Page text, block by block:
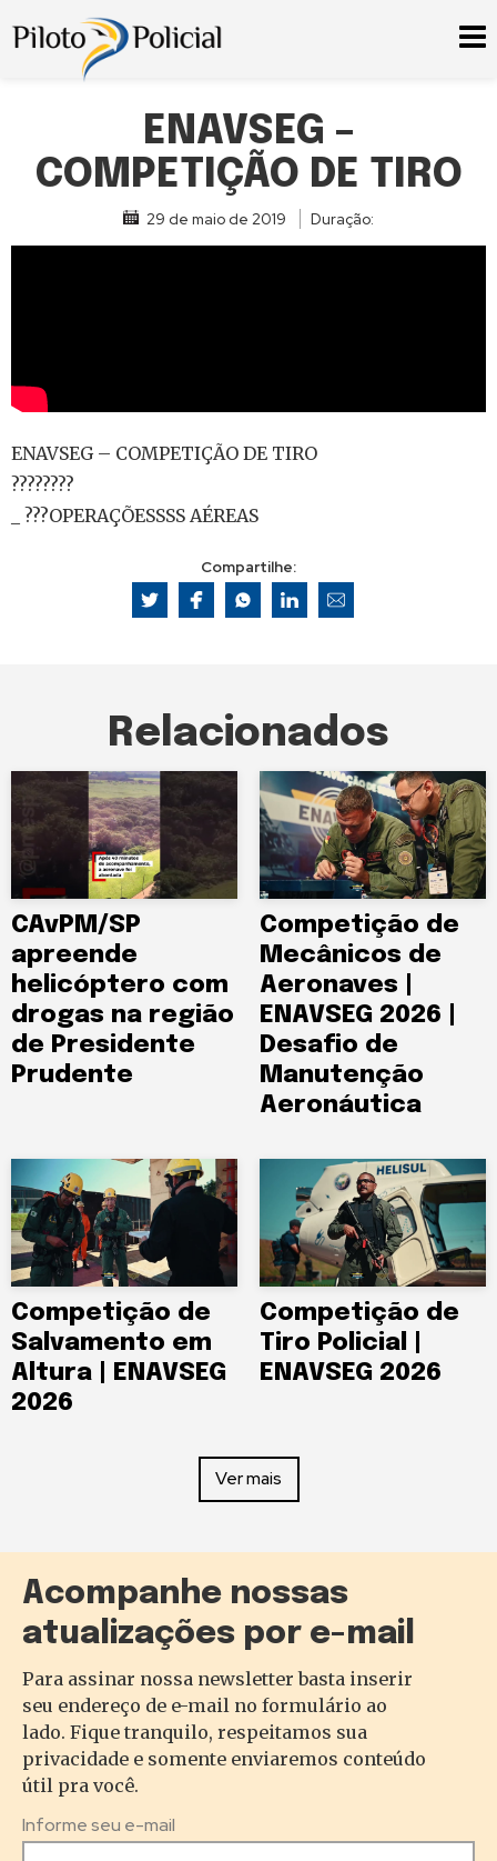
ENAVSEG –
COMPETIÇÃO DE TIRO
29 de maio de 2019 Duração:
ENAVSEG – COMPETIÇÃO DE TIRO
????????
_ ???OPERAÇÕESSSS AÉREAS
Compartilhe:
Relacionados
CAvPM/SP
apreende
helicóptero com
drogas na região
de Presidente
Prudente
Competição de
Mecânicos de
Aeronaves |
ENAVSEG 2026 |
Desafio de
Manutenção
Aeronáutica
Competição de
Salvamento em
Altura | ENAVSEG
2026
Competição de
Tiro Policial |
ENAVSEG 2026
Ver mais
Acompanhe nossas
atualizações por e-mail
Para assinar nossa newsletter basta inserir
seu endereço de e-mail no formulário ao
lado. Fique tranquilo, respeitamos sua
privacidade e somente enviaremos conteúdo
útil pra você.
Informe seu e-mail